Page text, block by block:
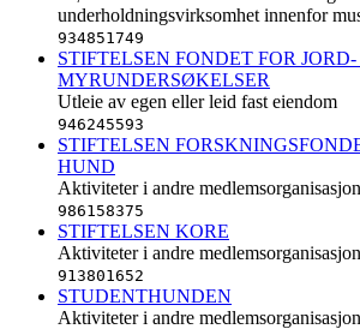
underholdningsvirksomhet innenfor
934851749
STIFTELSEN FONDET FOR JORD-
MYRUNDERSØKELSER
Utleie av egen eller leid fast eiendom
946245593
STIFTELSEN
HUND
Aktiviteter i andre
986158375
STIFTELSEN KORE
Aktiviteter i andre
913801652
STUDENTHUNDEN
Aktiviteter i andre